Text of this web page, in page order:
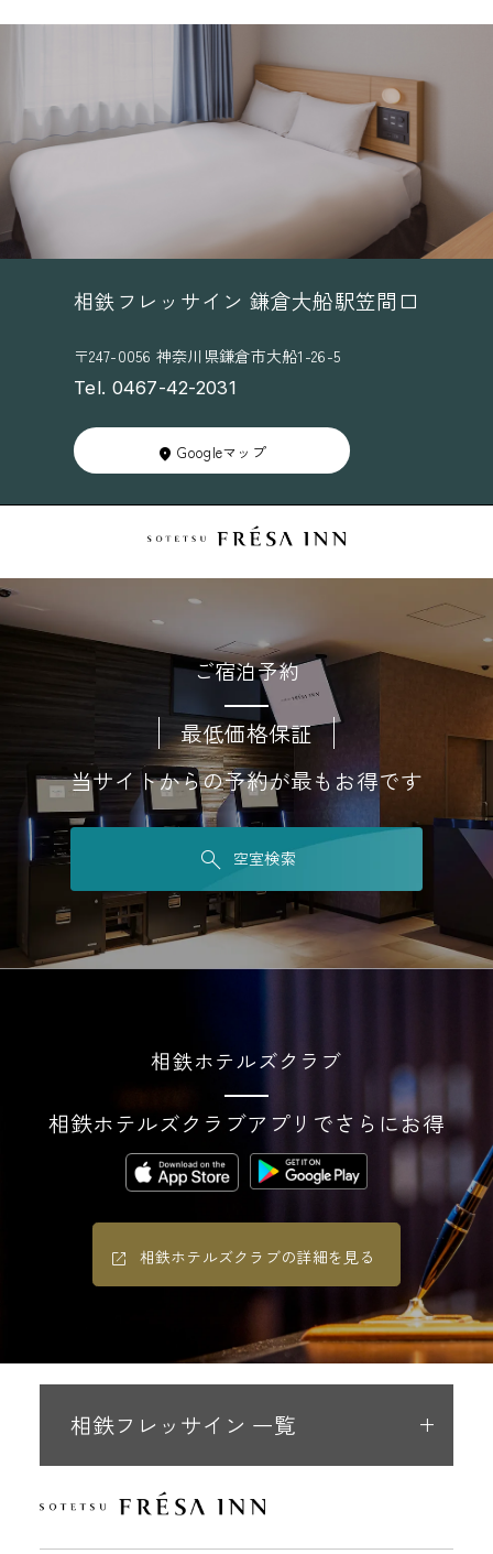
相鉄フレッサイン 鎌倉大船駅笠間口
〒247-0056 神奈川県鎌倉市大船1-26-5
Tel. 0467-42-2031
Googleマップ
ご宿泊予約
最低価格保証
当サイトからの予約が最もお得です
空室検索
相鉄ホテルズクラブ
相鉄ホテルズクラブアプリでさらにお得
相鉄ホテルズクラブの詳細を見る
相鉄フレッサイン 一覧